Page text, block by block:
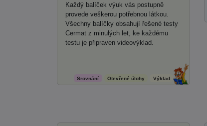
Každý balíček výuk vás postupně
provede veškerou potřebnou látkou.
Všechny balíčky obsahují řešené testy
Cermat z minulých let, ke každému
testu je připraven videovýklad.
Srovnání Otevřené úlohy Výklad